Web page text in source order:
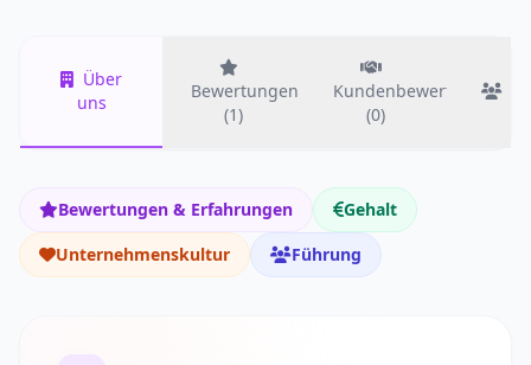
Über
uns
Bewertungen
(1)
Kundenbewertungen
(0)
Bewertungen & Erfahrungen
Gehalt
Unternehmenskultur
Führung